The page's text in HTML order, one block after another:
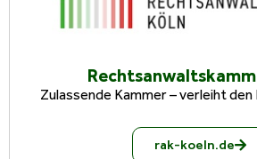
Zulassende Kammer – verleiht
rak-koeln.de